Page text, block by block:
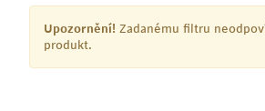
Upozornění! Zadanému filtru
produkt.